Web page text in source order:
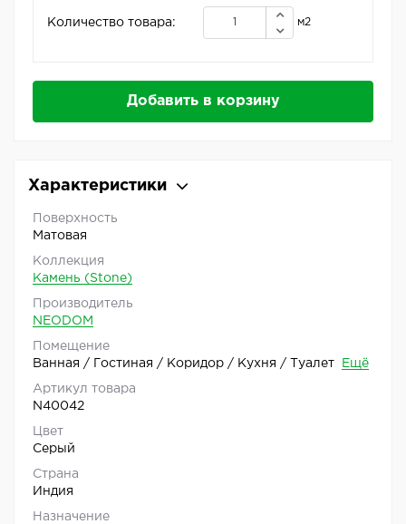
Количество товара: м2
Добавить в корзину
Характеристики
Поверхность
Матовая
Коллекция
Камень (Stone)
Производитель
NEODOM
Помещение
Ванная / Гостиная / Коридор / Кухня / Туалет
Ещё
Артикул товара
N40042
Цвет
Серый
Страна
Индия
Назначение